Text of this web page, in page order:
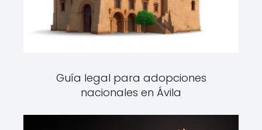
Guía legal para adopciones
nacionales en Ávila